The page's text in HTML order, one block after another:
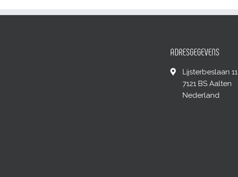
ADRESGEGEVENS
Lijsterbeslaan 11
7121 BS Aalten
Nederland